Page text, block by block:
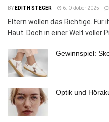
BY EDITH STEGER 6. Oktober 2025
Eltern wollen das Richtige. Für
Haut. Doch in einer Welt voller
Gewinnspiel:
Optik und